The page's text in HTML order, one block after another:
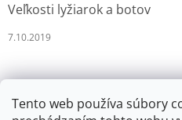
Tento web používa súbory
Veľkosti lyžiarok a botov
7.10.2019